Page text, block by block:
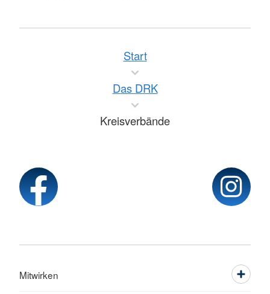
Start
Das DRK
Kreisverbände
Mitwirken